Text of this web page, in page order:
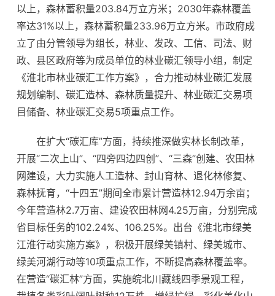
以上，森林蓄积量203.84万立方米；2030年森林覆盖
率达31%以上，森林蓄积量233.96万立方米。市政府成
立了由分管领导为组长，林业、发改、工信、司法、财
政、县区政府等为成员单位的林业碳汇领导小组，制定
《淮北市林业碳汇工作方案》，合力推动林业碳汇发展
规划编制、碳汇造林、森林质量提升、林业碳汇交易项
目储备、林业碳汇交易5项重点工作。
在扩大“碳汇库”方面，持续推深做实林长制改革，
开展“二次上山”、“四旁四边四创”、“三森”创建、农田林
网建设，大力实施人工造林、封山育林、退化林修复、
森林抚育，“十四五”期间全市累计营造林12.94万余亩；
今年营造林2.7万亩、建设农田林网4.25万亩，分别完成
省目标任务的102.24%、106.25%。出台《淮北市绿美
江淮行动实施方案》，积极开展绿美镇村、绿美城市、
绿美河湖行动等10项重点工作，不断提高森林覆盖率。
在营造“碳汇林”方面，实施皖北川藏线四季景观工程，